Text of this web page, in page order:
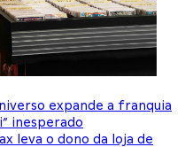
expande a franquia
inesperado
leva o dono da loja de